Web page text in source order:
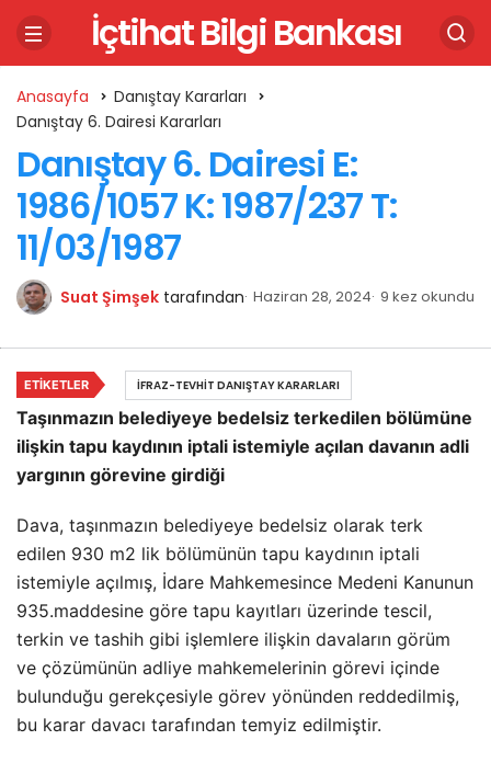
İçtihat Bilgi Bankası
Anasayfa
Danıştay Kararları
Danıştay 6. Dairesi Kararları
Danıştay 6. Dairesi E:
1986/1057 K: 1987/237 T:
11/03/1987
Suat Şimşek tarafından Haziran 28, 2024 9 kez okundu
Taşınmazın belediyeye bedelsiz terkedilen bölümüne
ilişkin tapu kaydının iptali istemiyle açılan davanın adli
yargının görevine girdiği
Dava, taşınmazın belediyeye bedelsiz olarak terk
edilen 930 m2 lik bölümünün tapu kaydının iptali
istemiyle açılmış, İdare Mahkemesince Medeni Kanunun
935.maddesine göre tapu kayıtları üzerinde tescil,
terkin ve tashih gibi işlemlere ilişkin davaların görüm
ve çözümünün adliye mahkemelerinin görevi içinde
bulunduğu gerekçesiyle görev yönünden reddedilmiş,
bu karar davacı tarafından temyiz edilmiştir.
ETIKETLER İFRAZ-TEVHIT DANIŞTAY KARARLARI